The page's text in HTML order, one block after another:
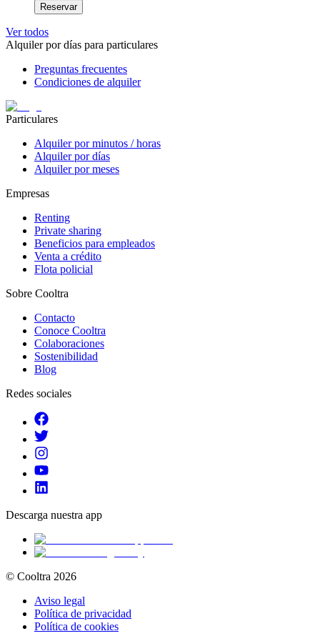
Reservar
Ver todos
Alquiler por días para particulares
Preguntas frecuentes
Condiciones de alquiler
Particulares
Alquiler por minutos / horas
Alquiler por días
Alquiler por meses
Empresas
Renting
Private sharing
Beneficios para empleados
Venta a crédito
Flota policial
Sobre Cooltra
Contacto
Conoce Cooltra
Colaboraciones
Sostenibilidad
Blog
Redes sociales
Descarga nuestra app
© Cooltra 2026
Aviso legal
Política de privacidad
Política de cookies